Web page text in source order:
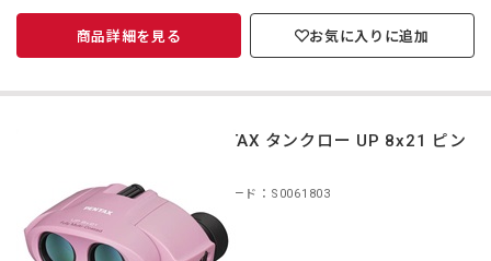
商品詳細を見る お気に入りに追加
PENTAX タンクロー UP 8x21 ピン
商品コード：S0061803